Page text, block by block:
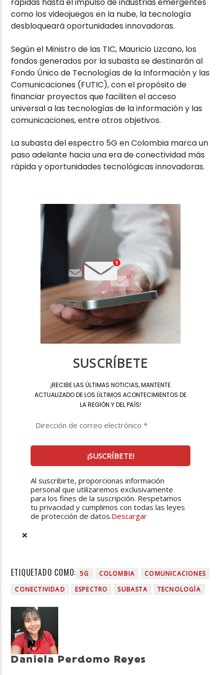
rápidas hasta el impulso de industrias emergentes
como los videojuegos en la nube, la tecnología
desbloqueará oportunidades innovadoras.
Según el Ministro de las TIC, Mauricio Lizcano, los
fondos generados por la subasta se destinarán al
Fondo Único de Tecnologías de la Información y las
Comunicaciones (FUTIC), con el propósito de
financiar proyectos que faciliten el acceso
universal a las tecnologías de la información y las
comunicaciones, entre otros objetivos.
La subasta del espectro 5G en Colombia marca un
paso adelante hacia una era de conectividad más
rápida y oportunidades tecnológicas innovadoras.
SUSCRÍBETE
¡RECIBE LAS ÚLTIMAS NOTICIAS, MANTENTE
ACTUALIZADO DE LOS ÚLTIMOS ACONTECIMIENTOS DE
LA REGIÓN Y DEL PAÍS!
Al suscribirte, proporcionas información
personal que utilizaremos exclusivamente
para los fines de la suscripción. Respetamos
tu privacidad y cumplimos con todas las leyes
de protección de datos.Descargar
ETIQUETADO COMO: 5G COLOMBIA
COMUNICACIONES
CONECTIVIDAD
ESPECTRO SUBASTA TECNOLOGÍA
Daniela Perdomo Reyes